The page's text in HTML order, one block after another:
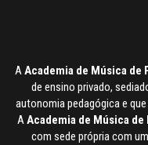
AAcademia de Música de
de ensino privado,
autonomia pedagógica e
AAcademia de Música de
com sede própria com